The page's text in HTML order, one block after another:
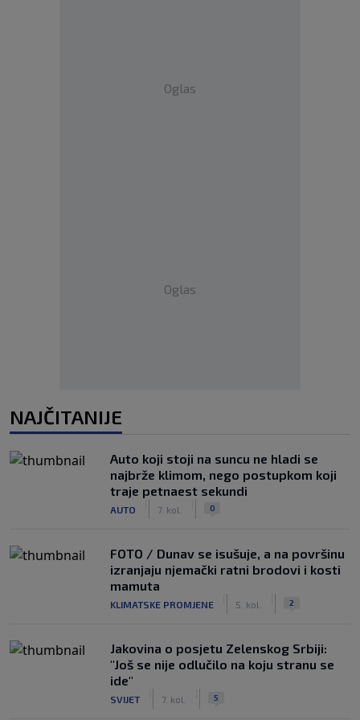
Oglas
Oglas
NAJČITANIJE
Auto koji stoji na suncu ne hladi se
najbrže klimom, nego postupkom koji
traje petnaest sekundi
AUTO 7. kol. 0
FOTO / Dunav se isušuje, a na površinu
izranjaju njemački ratni brodovi i kosti
mamuta
KLIMATSKE PROMJENE 5. kol. 2
Jakovina o posjetu Zelenskog Srbiji:
"Još se nije odlučilo na koju stranu se
ide"
SVIJET 7. kol. 5